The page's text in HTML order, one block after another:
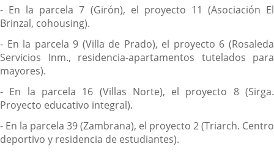
- En la parcela 7 (Girón), el proyecto 11 (Asociación El
Brinzal, cohousing).
- En la parcela 9 (Villa de Prado), el proyecto 6 (Rosaleda
Servicios Inm., residencia-apartamentos tutelados para
mayores).
- En la parcela 16 (Villas Norte), el proyecto 8 (Sirga.
Proyecto educativo integral).
- En la parcela 39 (Zambrana), el proyecto 2 (Triarch. Centro
deportivo y residencia de estudiantes).